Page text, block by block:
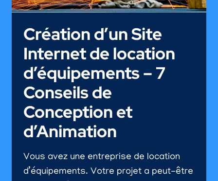
Création d’un Site
Internet de location
d’équipements – 7
Conseils de
Conception et
d’Animation
Vous avez une entreprise de location
d’équipements. Votre projet a peut-être